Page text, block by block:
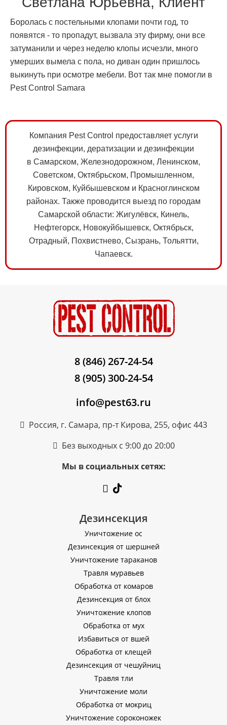
Боролась с постельными клопами почти год, то
появятся - то пропадут, вызвала эту фирму, они все
затуманили и через неделю клопы исчезли, много
умерших вымела с пола, но диван один пришлось
выкинуть при осмотре мебели. Вот так мне помогли в
Pest Control Samara
Компания Pest Control предоставляет услуги
дезинфекции, дератизации и дезинфекции
в Самарском, Железнодорожном, Ленинском,
Советском, Октябрьском, Промышленном,
Кировском, Куйбышевском и Красноглинском
районах. Также проводится выезд по городам
Самарской области: Жигулёвск, Кинель,
Нефтегорск, Новокуйбышевск, Октябрьск,
Отрадный, Похвистнево, Сызрань, Тольятти,
Чапаевск.
8 (846) 267-24-54
8 (905) 300-24-54
info@pest63.ru
Россия, г. Самара, пр-т Кирова, 255, офис 443
Без выходных с 9:00 до 20:00
Мы в социальных сетях:
Дезинсекция
Уничтожение ос
Дезинсекция от шершней
Уничтожение тараканов
Травля муравьев
Обработка от комаров
Дезинсекция от блох
Уничтожение клопов
Обработка от мух
Избавиться от вшей
Обработка от клещей
Дезинсекция от чешуйниц
Травля тли
Уничтожение моли
Обработка от мокриц
Уничтожение сороконожек